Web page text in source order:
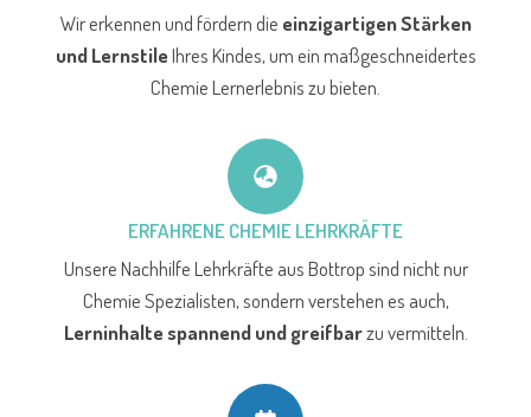
Wir erkennen und fördern die einzigartigen Stärken
und LernstileIhres Kindes, um ein maßgeschneidertes
Chemie Lernerlebnis zu bieten.
ERFAHRENE CHEMIE LEHRKRÄFTE
Unsere Nachhilfe Lehrkräfte aus Bottrop sind nicht nur
Chemie Spezialisten, sondern verstehen es auch,
Lerninhalte spannend und greifbarzu vermitteln.